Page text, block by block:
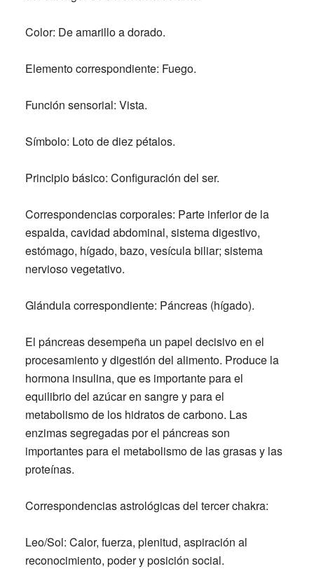
Color: De amarillo a dorado.
Elemento correspondiente: Fuego.
Función sensorial: Vista.
Símbolo: Loto de diez pétalos.
Principio básico: Configuración del ser.
Correspondencias corporales: Parte inferior de la
espalda, cavidad abdominal, sistema digestivo,
estómago, hígado, bazo, vesícula biliar; sistema
nervioso vegetativo.
Glándula correspondiente: Páncreas (hígado).
El páncreas desempeña un papel decisivo en el
procesamiento y digestión del alimento. Produce la
hormona insulina, que es importante para el
equilibrio del azúcar en sangre y para el
metabolismo de los hidratos de carbono. Las
enzimas segregadas por el páncreas son
importantes para el metabolismo de las grasas y las
proteínas.
Correspondencias astrológicas del tercer chakra:
Leo/Sol: Calor, fuerza, plenitud, aspiración al
reconocimiento, poder y posición social.